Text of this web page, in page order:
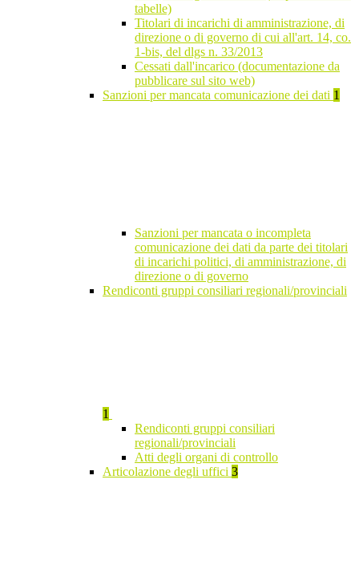
tabelle)
Titolari di incarichi di amministrazione, di
direzione o di governo di cui all'art. 14, co.
1-bis, del dlgs n. 33/2013
Cessati dall'incarico (documentazione da
pubblicare sul sito web)
Sanzioni per mancata comunicazione dei dati 1
Sanzioni per mancata o incompleta
comunicazione dei dati da parte dei titolari
di incarichi politici, di amministrazione, di
direzione o di governo
Rendiconti gruppi consiliari regionali/provinciali
1
Rendiconti gruppi consiliari
regionali/provinciali
Atti degli organi di controllo
Articolazione degli uffici 3